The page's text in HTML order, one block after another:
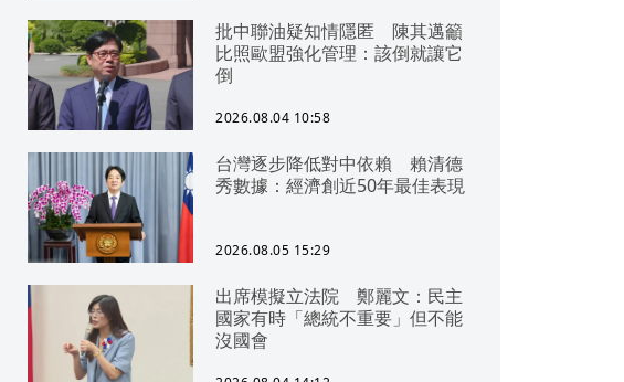
批中聯油疑知情隱匿 陳其邁籲
比照歐盟強化管理：該倒就讓它
倒
2026.08.04 10:58
台灣逐步降低對中依賴 賴清德
秀數據：經濟創近50年最佳表現
2026.08.05 15:29
出席模擬立法院 鄭麗文：民主
國家有時「總統不重要」但不能
沒國會